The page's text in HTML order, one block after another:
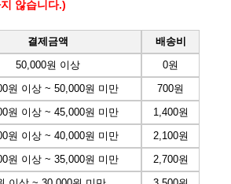
않습니다.)
결제금액
배송비
50,000원 이상
0원
원 이상 ~ 50,000원 미만
700원
원 이상 ~ 45,000원 미만
1,400원
원 이상 ~ 40,000원 미만
2,100원
원 이상 ~ 35,000원 미만
2,700원